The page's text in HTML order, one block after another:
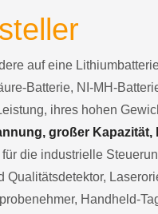
auf eine
Batterie, NI-MH-
ihres hohen
großer
die industrielle
Handheld-